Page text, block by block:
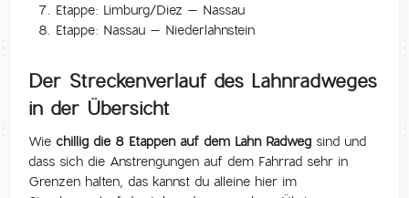
Etappe: Limburg/Diez – Nassau
Etappe: Nassau – Niederlahnstein
Der Streckenverlauf des Lahnradweges
in der Übersicht
Wiechillig die 8 Etappen auf dem Lahn Radweg sind und
dass sich die Anstrengungen auf dem Fahrrad sehr in
Grenzen halten, das kannst du alleine hier im